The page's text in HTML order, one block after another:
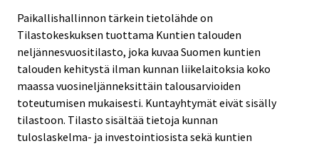
Paikallishallinnon tärkein tietolähde on
Tilastokeskuksen tuottama Kuntien talouden
neljännesvuositilasto, joka kuvaa Suomen kuntien
talouden kehitystä ilman kunnan liikelaitoksia koko
maassa vuosineljänneksittäin talousarvioiden
toteutumisen mukaisesti. Kuntayhtymät eivät sisälly
tilastoon. Tilasto sisältää tietoja kunnan
tuloslaskelma- ja investointiosista sekä kuntien